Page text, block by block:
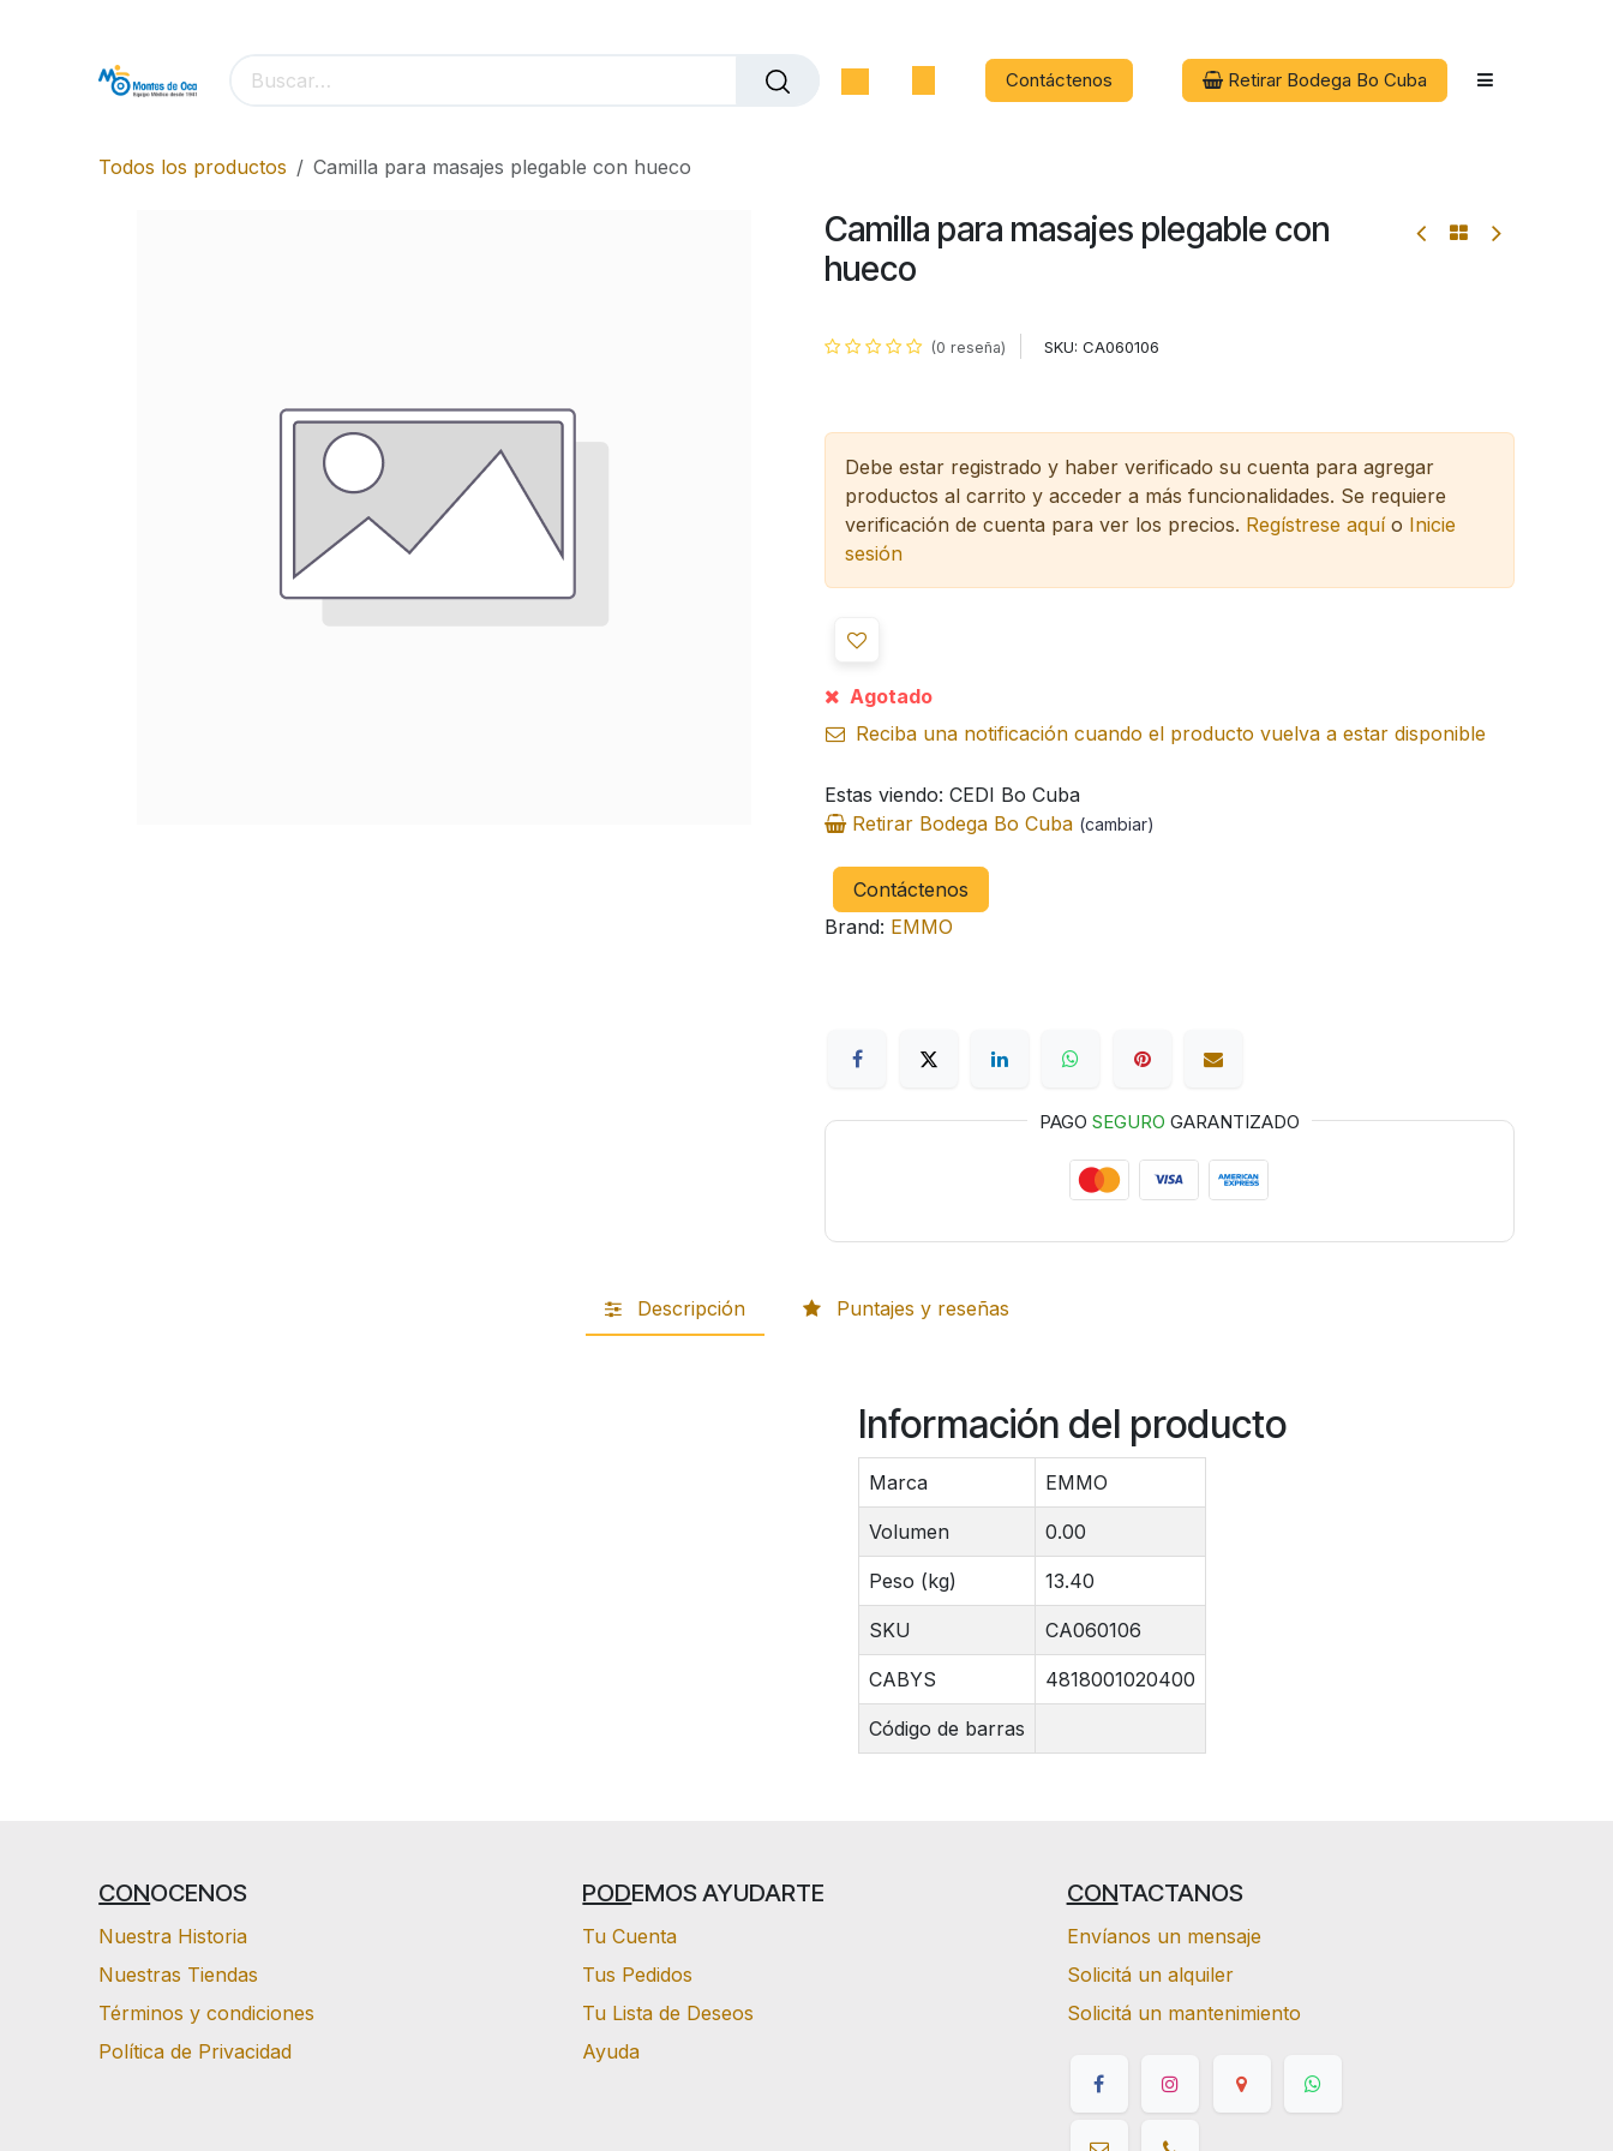
Contáctenos Retirar Bodega Bo Cuba
Todos los productos Camilla para masajes plegable con hueco
Camilla para masajes plegable con
hueco
(0 reseña) SKU: CA060106
Debe estar registrado y haber verificado su cuenta para agregar
productos al carrito y acceder a más funcionalidades. Se requiere
verificación de cuenta para ver los precios. Regístrese aquío Inicie
sesión
Agotado
Reciba una notificación cuando el producto vuelva a estar disponible
Estas viendo: CEDI Bo Cuba
Retirar Bodega Bo Cuba (cambiar)
Contáctenos
Brand: EMMO
PAGO SEGURO GARANTIZADO
Descripción Puntajes y reseñas
Información del producto
Marca EMMO
Volumen 0.00
Peso (kg) 13.40
SKU CA060106
CABYS 4818001020400
Código de barras
CONOCENOS
Nuestra Historia
Nuestras Tiendas
Términos y condiciones
Política de Privacidad
PODEMOS AYUDARTE
Tu Cuenta
Tus Pedidos
Tu Lista de Deseos
Ayuda
CONTACTANOS
Envíanos un mensaje
Solicitá un alquiler
Solicitá un mantenimiento